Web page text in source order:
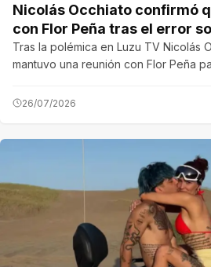
Nicolás Occhiato confirmó
con Flor Peña tras el error
Tras la polémica en Luzu TV Nicolás
mantuvo una reunión con Flor Peña
26/07/2026